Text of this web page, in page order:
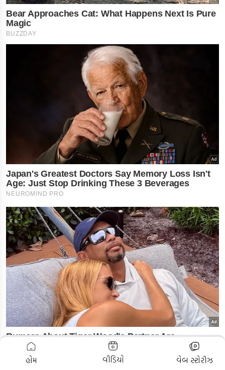
ADVERTISEMENT
હોમ વીડિયો વેબ સ્ટોરીઝ